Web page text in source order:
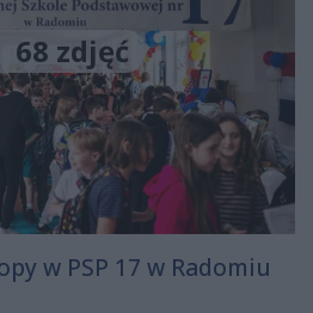
68 zdjęć
w PSP 17 w Radomiu